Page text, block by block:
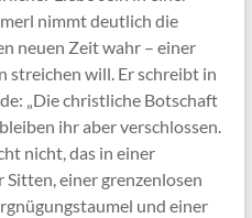
nimmt deutlich die
neuen Zeit wahr – einer
streichen will. Er schreibt in
„Die christliche Botschaft
ihr aber verschlossen.
nicht, das in einer
einer grenzenlosen
und einer